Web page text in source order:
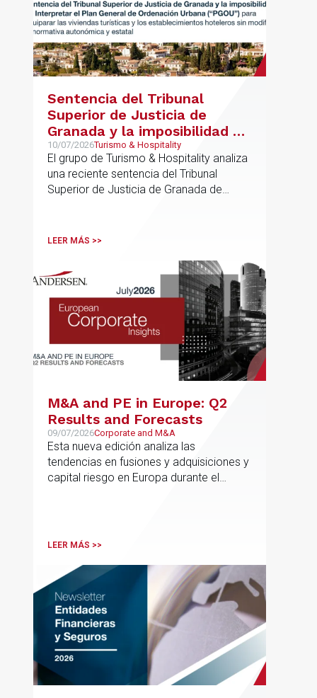
Sentencia del Tribunal
Superior de Justicia de
Granada y la imposibilidad de
Interpretar el Plan General
de Ordenación Urbana
(“PGOU”) para equiparar las
viviendas turísticas y los
autonómica y estatal
10/07/2026Turismo & Hospitality
El grupo de Turismo & Hospitality analiza
una reciente sentencia del Tribunal
Superior de Justicia de Granada de
LEER MÁS >>
M&A and PE in Europe: Q2
Results and Forecasts
09/07/2026Corporate and M&A
Esta nueva edición analiza las
tendencias en fusiones y adquisiciones y
capital riesgo en Europa durante el
LEER MÁS >>